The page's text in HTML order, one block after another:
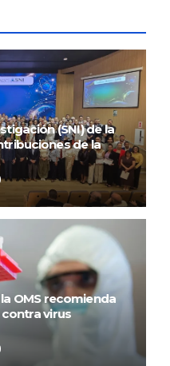
(SNI) de la
de la
OMS recomienda
virus